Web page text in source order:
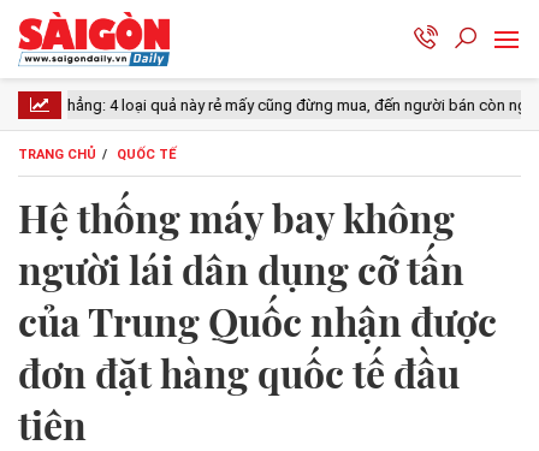
quả này rẻ mấy cũng đừng mua, đến người bán còn ngại ăn Lý do
TRANG CHỦ QUỐC TẾ
Hệ thống máy bay không
người lái dân dụng cỡ tấn
của Trung Quốc nhận được
đơn đặt hàng quốc tế đầu
tiên